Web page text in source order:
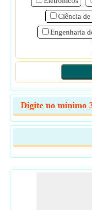
Ciência
Engenharia
Digite no mínimo